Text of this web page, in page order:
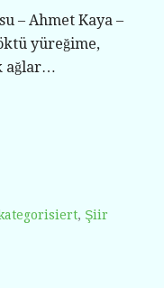
– Ahmet Kaya –
yüreğime,
ağlar…
, Şiir